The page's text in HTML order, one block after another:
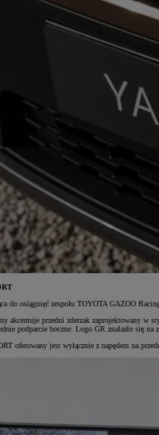
do osiągnięć zespołu TOYOTA GAZOO
akcentuje przedni zderzak zaprojektowany w
podparcie boczne. Logo GR znalazło się na
oferowany jest wyłącznie z napędem na